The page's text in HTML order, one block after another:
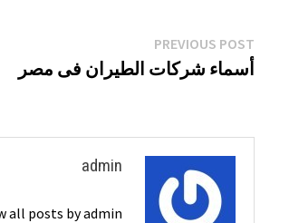
تصفّح
المقالات
PREVIOUS POST
post:
أسماء شركات الطيران فى مصر
admin
all posts by admin →